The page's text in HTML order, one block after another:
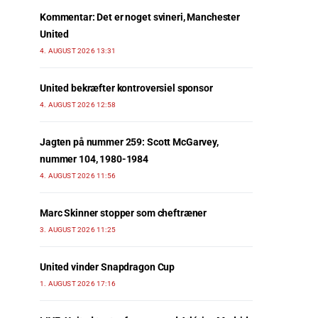
Kommentar: Det er noget svineri, Manchester
United
4. AUGUST 2026 13:31
United bekræfter kontroversiel sponsor
4. AUGUST 2026 12:58
Jagten på nummer 259: Scott McGarvey,
nummer 104, 1980-1984
4. AUGUST 2026 11:56
Marc Skinner stopper som cheftræner
3. AUGUST 2026 11:25
United vinder Snapdragon Cup
1. AUGUST 2026 17:16